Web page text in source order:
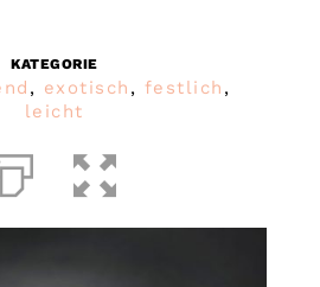
KATEGORIE
, exotisch , festlich ,
leicht